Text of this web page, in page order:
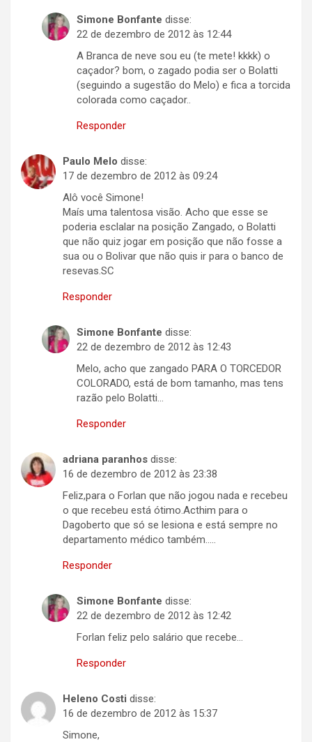
Simone Bonfante disse:
22 de dezembro de 2012 às 12:44
A Branca de neve sou eu (te mete! kkkk) o
caçador? bom, o zagado podia ser o Bolatti
(seguindo a sugestão do Melo) e fica a torcida
colorada como caçador..
Responder
Paulo Melo disse:
17 de dezembro de 2012 às 09:24
Alô você Simone!
Maís uma talentosa visão. Acho que esse se
poderia esclalar na posição Zangado, o Bolatti
que não quiz jogar em posição que não fosse a
sua ou o Bolivar que não quis ir para o banco de
resevas.SC
Responder
Simone Bonfante disse:
22 de dezembro de 2012 às 12:43
Melo, acho que zangado PARA O TORCEDOR
COLORADO, está de bom tamanho, mas tens
razão pelo Bolatti…
Responder
adriana paranhos disse:
16 de dezembro de 2012 às 23:38
Feliz,para o Forlan que não jogou nada e recebeu
o que recebeu está ótimo.Acthim para o
Dagoberto que só se lesiona e está sempre no
departamento médico também…..
Responder
Simone Bonfante disse:
22 de dezembro de 2012 às 12:42
Forlan feliz pelo salário que recebe…
Responder
Heleno Costi disse:
16 de dezembro de 2012 às 15:37
Simone,